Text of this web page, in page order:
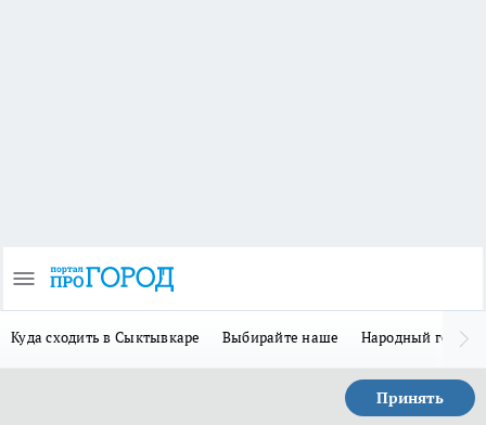
Куда сходить в Сыктывкаре Выбирайте наше Народный герой
Принять